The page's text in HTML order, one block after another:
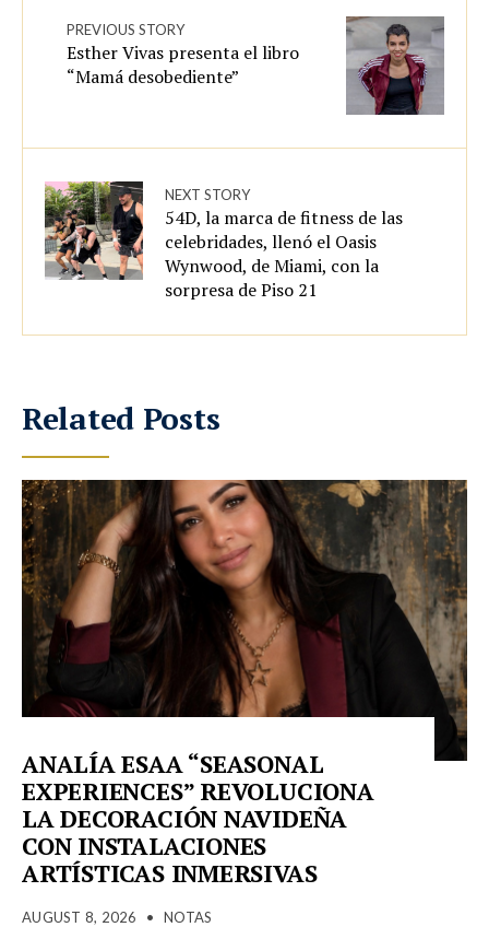
PREVIOUS STORY
Esther Vivas presenta el libro
“Mamá desobediente”
NEXT STORY
54D, la marca de fitness de las
celebridades, llenó el Oasis
Wynwood, de Miami, con la
sorpresa de Piso 21
Related Posts
ANALÍA ESAA “SEASONAL
EXPERIENCES” REVOLUCIONA
LA DECORACIÓN NAVIDEÑA
CON INSTALACIONES
ARTÍSTICAS INMERSIVAS
AUGUST 8, 2026 • NOTAS